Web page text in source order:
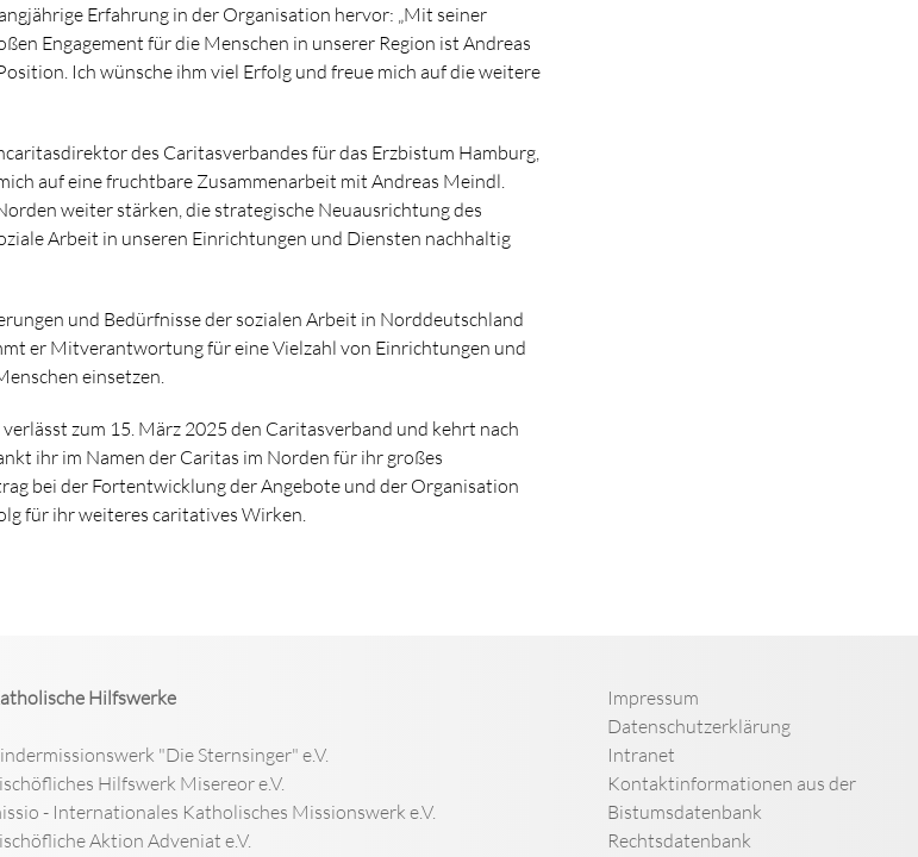
Erfahrung in der Organisation hervor: „Mit seiner
Engagement für die Menschen in unserer Region ist Andreas
Ich wünsche ihm viel Erfolg und freue mich auf die weitere
des Caritasverbandes für das Erzbistum Hamburg,
auf eine fruchtbare Zusammenarbeit mit Andreas Meindl.
weiter stärken, die strategische Neuausrichtung des
Arbeit in unseren Einrichtungen und Diensten nachhaltig
und Bedürfnisse der sozialen Arbeit in Norddeutschland
er Mitverantwortung für eine Vielzahl von Einrichtungen und
einsetzen.
zum 15. März 2025 den Caritasverband und kehrt nach
ihr im Namen der Caritas im Norden für ihr großes
bei der Fortentwicklung der Angebote und der Organisation
für ihr weiteres caritatives Wirken.
Hilfswerke
"Die Sternsinger" e.V.
Hilfswerk Misereor e.V.
- Internationales Katholisches Missionswerk e.V.
Aktion Adveniat e.V.
Impressum
Datenschutzerklärung
Intranet
Kontaktinformationen aus der
Bistumsdatenbank
Rechtsdatenbank